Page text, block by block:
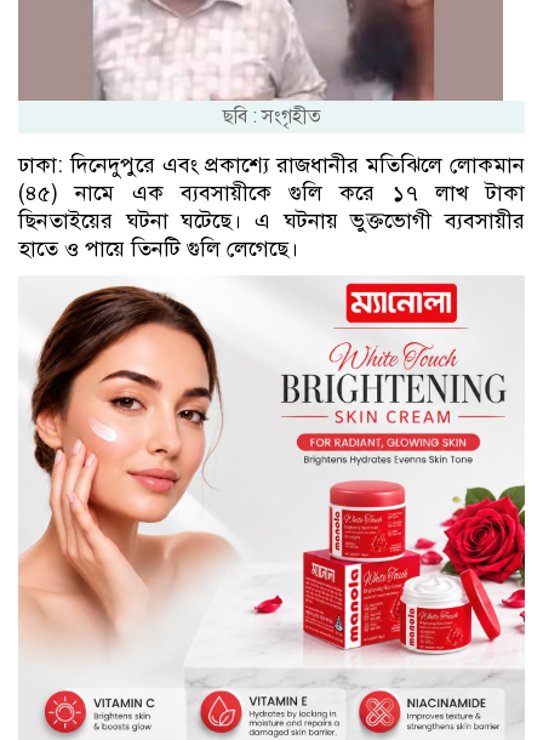
ছবি : সংগৃহীত
ঢাকা: দিনেদুপুরে এবং প্রকাশ্যে রাজধানীর মতিঝিলে লোকমান
(৪৫) নামে এক ব্যবসায়ীকে গুলি করে ১৭ লাখ টাকা
ছিনতাইয়ের ঘটনা ঘটেছে। এ ঘটনায় ভুক্তভোগী ব্যবসায়ীর
হাতে ও পায়ে তিনটি গুলি লেগেছে।